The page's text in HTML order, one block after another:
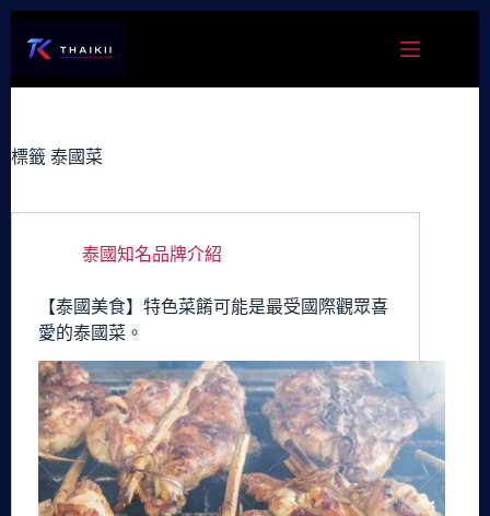
容
標籤 泰國菜
泰國知名品牌介紹
【泰國美食】特色菜餚可能是最受國際觀眾喜
愛的泰國菜。